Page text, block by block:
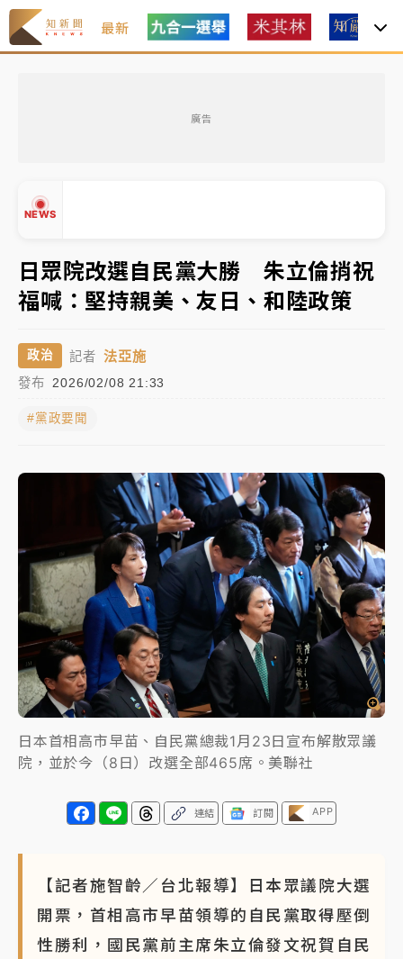
最新
廣告
NEWS
中信慈善基金會想增加董事人數！辜仲諒向法院聲請遭
駁 理由曝光
故宮《龍藏經》特展第2檔！今線上預約開賣一度塞車
周六起展出延長至晚上7時
台東農業處長涉圖利渡假村！東檢抗告成功 今重開羈
父親節泡湯了！中颱白海豚雨彈轟3天 「紅到發紫」降
雨熱區曝
暑假過三周才推「E宿新北打卡趣」！抽獎程序複雜 觀
中信慈善基金會想增加董事人數！辜仲諒向法院聲請遭
駁 理由曝光
故宮《龍藏經》特展第2檔！今線上預約開賣一度塞車
周六起展出延長至晚上7時
台東農業處長涉圖利渡假村！東檢抗告成功 今重開羈
押庭
父親節泡湯了！中颱白海豚雨彈轟3天 「紅到發紫」降
雨熱區曝
▲
日眾院改選自民黨大勝 朱立倫捎祝
福喊：堅持親美、友日、和陸政策
政治 記者 法亞施
發布 2026/02/08 21:33
#黨政要聞
日本首相高市早苗、自民黨總裁1月23日宣布解散眾議
院，並於今（8日）改選全部465席。美聯社
連結 訂閱 APP
【記者施智齡／台北報導】日本眾議院大選
開票，首相高市早苗領導的自民黨取得壓倒
性勝利，國民黨前主席朱立倫發文祝賀自民